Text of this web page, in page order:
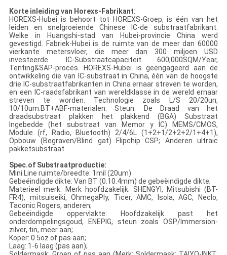
Korte inleiding van Horexs-Fabrikant:
HOREXS-Hubei is behoort tot HOREXS-Groep, is één van het
leiden en snelgroeiende Chinese IC-de substraatfabrikant.
Welke in Huangshi-stad van Hubei-provincie China werd
gevestigd. Fabriek-Hubei is de ruimte van de meer dan 60000
vierkante metersvloer, die meer dan 300 miljoen USD
investeerde. IC-Substraatcapaciteit 600,000SQM/Year,
Tenting&SAP-proces. HOREXS-Hubei is geëngageerd aan de
ontwikkeling die van IC-substraat in China, één van de hoogste
drie IC-substraatfabrikanten in China ernaar streven te worden,
en een IC-raadsfabrikant van wereldklasse in de wereld ernaar
streven te worden. Technologie zoals L/S 20/20un,
10/10um.BT+ABF-materialen. Steun: De Draad van het
draadsubstraat plakken het plakkend (BGA) Substraat
Ingebedde (het substraat van Memor y IC) MEMS/CMOS,
Module (rf, Radio, Bluetooth) 2/4/6L (1+2+1/2+2+2/1+4+1),
Opbouw (Begraven/Blind gat) Flipchip CSP; Anderen ultraic
pakketsubstraat.
Spec.of Substraatproductie:
Mini.Line ruimte/breedte: 1mil (20um)
Gebeëindigde dikte: Van BT (0.10.4mm) de gebeëindigde dikte;
Materieel merk: Merk hoofdzakelijk: SHENGYI, Mitsubishi (BT-
FR4), mitsuiseiki, OhmegaPly, Ticer, AMC, Isola, AGC, Neclo,
Taconic Rogers, anderen;
Gebeëindigde oppervlakte: Hoofdzakelijk past het
onderdompelingsgoud, ENEPIG, steun zoals OSP/Immersion-
zilver, tin, meer aan;
Koper: 0.5oz of pas aan;
Laag: 1-6 laag (pas aan);